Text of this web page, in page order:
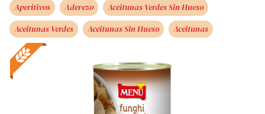
Aperitivos
Aderezo
Aceitunas Verdes Sin Hueso
Aceitunas Verdes
Aceitunas Sin Hueso Aceitunas